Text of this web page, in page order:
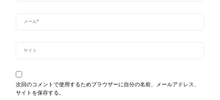
次回のコメントで使用するためブラウザーに自分の名前、メールアドレス、
サイトを保存する。